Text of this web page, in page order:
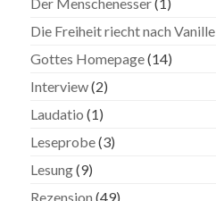
Die Freiheit riecht nach Vanille
Gottes Homepage(14)
Interview(2)
Laudatio (1)
Leseprobe(3)
Lesung(9)
Rezension (49)